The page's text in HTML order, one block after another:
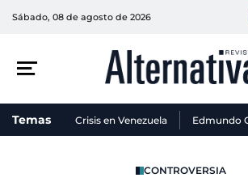
Sábado, 08 de agosto de 2026
Temas Crisis en Venezuela Edmundo
CONTROVERSIA